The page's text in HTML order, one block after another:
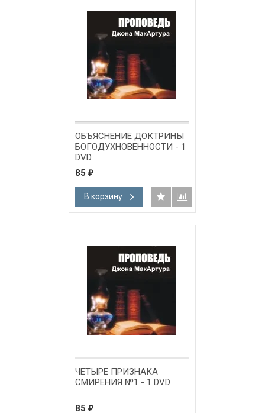
ОБЪЯСНЕНИЕ ДОКТРИНЫ
БОГОДУХНОВЕННОСТИ - 1
DVD
85 ₽
В корзину
ЧЕТЫРЕ ПРИЗНАКА
СМИРЕНИЯ №1 - 1 DVD
85 ₽